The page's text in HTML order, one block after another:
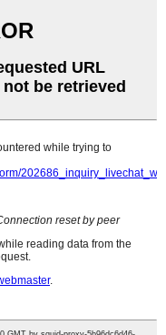
Samoan
Scots Gaelic
Sindhi
Swahili
Tajik
Thai
Ukrainian
Urdu
Xhosa